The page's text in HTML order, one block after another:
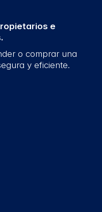
e
o comprar una
y eficiente.